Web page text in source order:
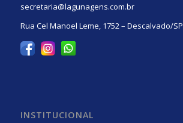
secretaria@lagunagens.com.br
Rua Cel Manoel Leme, 1752 – Descalvado/SP
INSTITUCIONAL